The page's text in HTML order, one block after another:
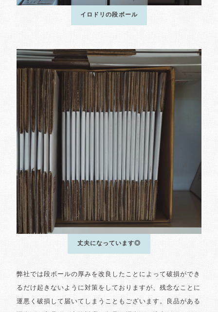
イロドリの段ボール
丈夫になっています◎
弊社では段ボールの厚みを改良したことによって破損ができ
るだけ起きないように対策をしておりますが、残念なことに
運悪く破損して届いてしまうこともございます。良品がある